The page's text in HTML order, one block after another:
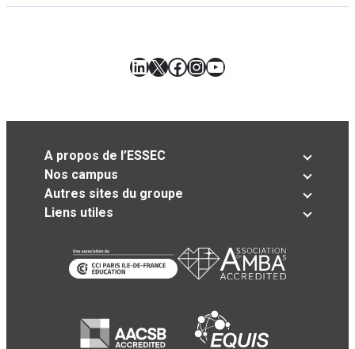
LinkedIn
X Facebook
Instagram
YouTube
A propos de l’ESSEC
Nos campus
Autres sites du groupe
Liens utiles